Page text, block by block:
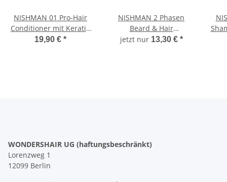
NISHMAN 01 Pro-Hair
Conditioner mit Keratin
Complex 5000 ml
19,90 € *
NISHMAN 2 Phasen
Beard & Hair
Conditioner 03 - MILK
jetzt nur 13,30 € *
WONDERSHAIR UG (haftungsbeschränkt)
Lorenzweg 1
12099 Berlin